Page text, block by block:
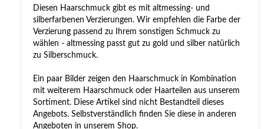
Diesen Haarschmuck gibt es mit altmessing- und
silberfarbenen Verzierungen. Wir empfehlen die Farbe der
Verzierung passend zu Ihrem sonstigen Schmuck zu
wählen - altmessing passt gut zu gold und silber natürlich
zu Silberschmuck.
Ein paar Bilder zeigen den Haarschmuck in Kombination
mit weiterem Haarschmuck oder Haarteilen aus unserem
Sortiment. Diese Artikel sind nicht Bestandteil dieses
Angebots. Selbstverständlich finden Sie diese in anderen
Angeboten in unserem Shop.